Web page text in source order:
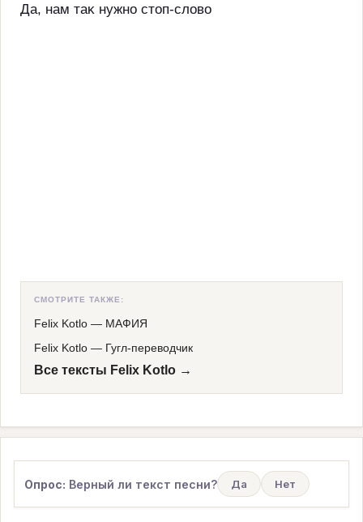
Да, нам таĸ нужно стоп-слово
СМОТРИТЕ ТАКЖЕ:
Felix Kotlo — МАФИЯ
Felix Kotlo — Гугл-переводчик
Все тексты Felix Kotlo →
Опрос: Верный ли текст песни? Да Нет